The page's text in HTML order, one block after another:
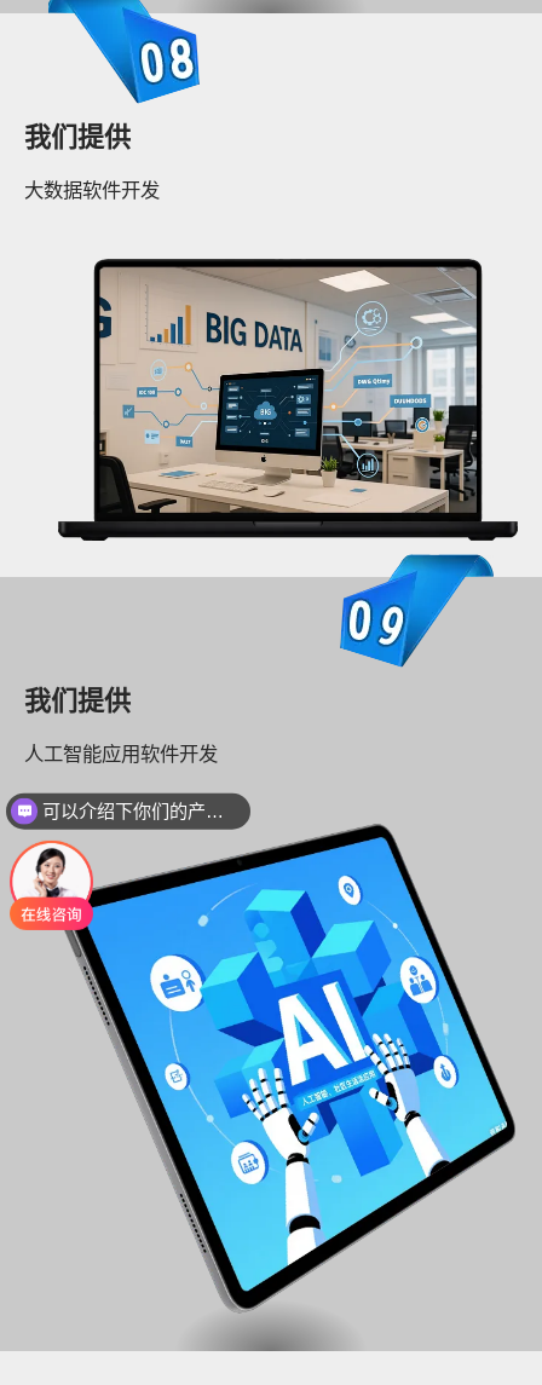
我们提供
大数据软件开发
我们提供
人工智能应用软件开发
可以介绍下你们的产品么
你们是怎么收费的呢